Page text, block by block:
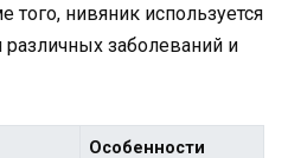
того, нивяник используется
заболеваний и
Особенности